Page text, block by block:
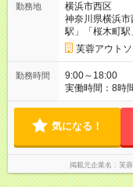
す。
勤務地
横浜市西区
神奈川県横浜
駅」「桜木町駅
芙蓉アウト
勤務時間
9:00～18:00
実働時間：8時
回、イベント
気になる！
掲載元企業名 芙